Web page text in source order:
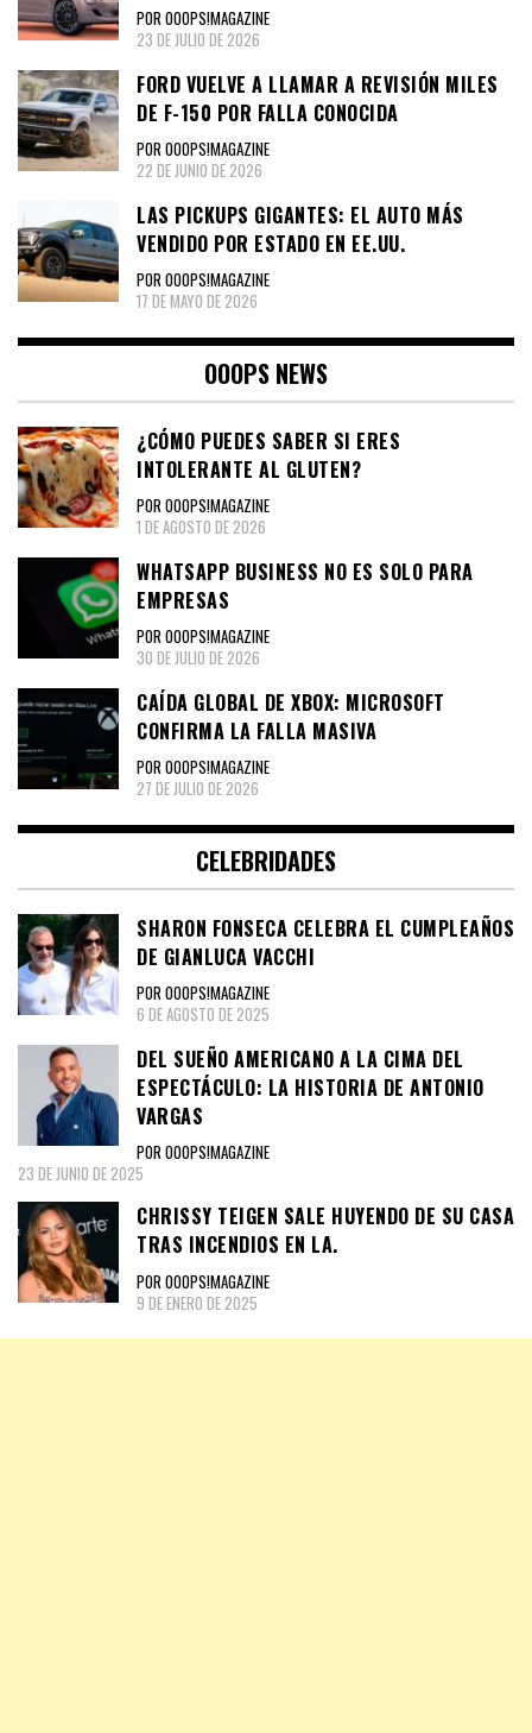
POR OOOPS!MAGAZINE
23 DE JULIO DE 2026
FORD VUELVE A LLAMAR A REVISIÓN MILES
DE F-150 POR FALLA CONOCIDA
POR OOOPS!MAGAZINE
22 DE JUNIO DE 2026
LAS PICKUPS GIGANTES: EL AUTO MÁS
VENDIDO POR ESTADO EN EE.UU.
POR OOOPS!MAGAZINE
17 DE MAYO DE 2026
OOOPS NEWS
¿CÓMO PUEDES SABER SI ERES
INTOLERANTE AL GLUTEN?
POR OOOPS!MAGAZINE
1 DE AGOSTO DE 2026
WHATSAPP BUSINESS NO ES SOLO PARA
EMPRESAS
POR OOOPS!MAGAZINE
30 DE JULIO DE 2026
CAÍDA GLOBAL DE XBOX: MICROSOFT
CONFIRMA LA FALLA MASIVA
POR OOOPS!MAGAZINE
27 DE JULIO DE 2026
CELEBRIDADES
SHARON FONSECA CELEBRA EL CUMPLEAÑOS
DE GIANLUCA VACCHI
POR OOOPS!MAGAZINE
6 DE AGOSTO DE 2025
DEL SUEÑO AMERICANO A LA CIMA DEL
ESPECTÁCULO: LA HISTORIA DE ANTONIO
VARGAS
POR OOOPS!MAGAZINE
23 DE JUNIO DE 2025
CHRISSY TEIGEN SALE HUYENDO DE SU CASA
TRAS INCENDIOS EN LA.
POR OOOPS!MAGAZINE
9 DE ENERO DE 2025